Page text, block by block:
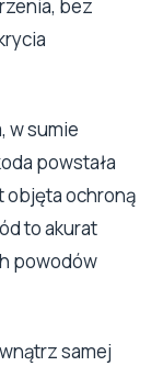
bez
w sumie
powstała
objęta ochroną
to akurat
powodów
samej